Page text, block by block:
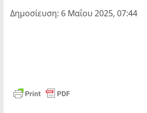
Δημοσίευση: 6 Μαΐου 2025, 07:44